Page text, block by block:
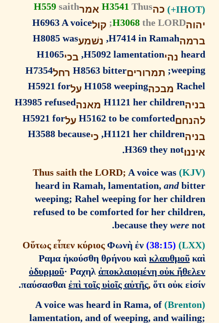
כה H3541Thus אמר H559saith
H3068the LORD; קולH6963 A voice
H7414 in Ramah, נשׁמע H8085 was
נהיH5092 lamentation, בכיH1065
תמרוריםH8563 bitter רחלH7354
מבכה H1058 weeping עלH5921 for
H1121 her children מאנה H3985 refused
H5162 to be comforted עלH5921 for
H1121 her children, כיH3588 because
H369 they not.
Thus saith the LORD;
A voice was
heard in Ramah, lamentation,and
weeping; Rahel weeping for her
refused to be comforted for her
because theywere
(38:15)
Ο
ὕτως εἶπεν κύριος Φωνὴ ἐν
Ραμαἠκούσθη θρήνου καὶ κλαυθμο
ὀδυρμοῦ· Ραχηλἀποκλαιομένη οὐκἤ
παύσασθαιἐπὶτοῖς υἱοῖς αὐτ ῆς,ὅ τι οὐκ ε
A voice was heard in Rama, of
lamentation, and of weeping, and